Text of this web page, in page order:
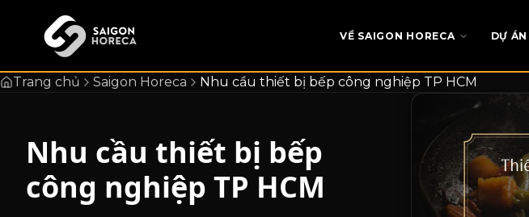
chính
VỀ SAIGON HORECA DỰ ÁN
Trang chủ Saigon Horeca Nhu cầu thiết bị bếp công nghiệp TP HCM
Nhu cầu thiết bị bếp
công nghiệp TP HCM